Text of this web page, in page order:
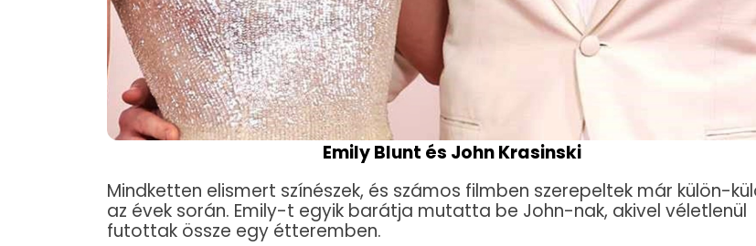
Emily Blunt és John Krasinski
Mindketten elismert színészek, és számos filmben szerepeltek már külön-
az évek során. Emily-t egyik barátja mutatta be John-nak, akivel véletlenül
futottak össze egy étteremben.